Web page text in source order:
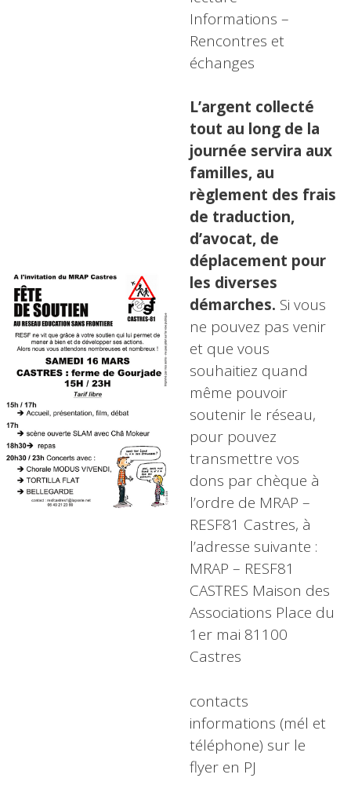
Informations –
Rencontres et
échanges
L’argent collecté
tout au long de la
journée servira aux
familles, au
règlement des frais
de traduction,
d’avocat, de
déplacement pour
les diverses
démarches. Si vous
ne pouvez pas venir
et que vous
souhaitiez quand
même pouvoir
soutenir le réseau,
pour pouvez
transmettre vos
dons par chèque à
l’ordre de MRAP –
RESF81 Castres, à
l’adresse suivante :
MRAP – RESF81
CASTRES Maison des
Associations Place du
1er mai 81100
Castres
contacts
informations (mél et
téléphone) sur le
flyer en PJ